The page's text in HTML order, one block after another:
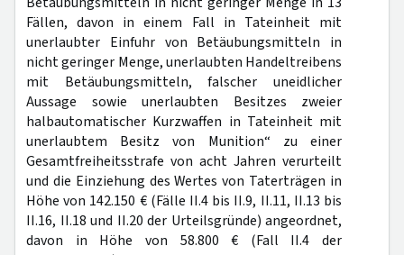
Fällen, davon in einem Fall in Tateinheit mit
unerlaubter Einfuhr von Betäubungsmitteln in
nicht geringer Menge, unerlaubten Handeltreibens
mit Betäubungsmitteln, falscher uneidlicher
Aussage sowie unerlaubten Besitzes zweier
halbautomatischer Kurzwaffen in Tateinheit mit
unerlaubtem Besitz von Munition“ zu einer
Gesamtfreiheitsstrafe von acht Jahren verurteilt
und die Einziehung des Wertes von Taterträgen in
Höhe von 142.150 € (Fälle II.4 bis II.9, II.11, II.13 bis
II.16, II.18 und II.20 der Urteilsgründe) angeordnet,
davon in Höhe von 58.800 € (Fall II.4 der